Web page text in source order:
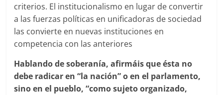
criterios. El institucionalismo en lugar de convertir
a las fuerzas políticas en unificadoras de sociedad
las convierte en nuevas instituciones en
competencia con las anteriores
Hablando de soberanía, afirmáis que ésta no
debe radicar en “la nación” o en el parlamento,
sino en el pueblo, “como sujeto organizado,